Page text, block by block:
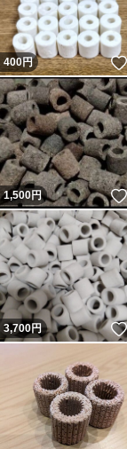
400円
1,500円
3,700円